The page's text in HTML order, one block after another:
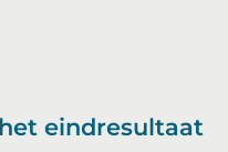
eindresultaat